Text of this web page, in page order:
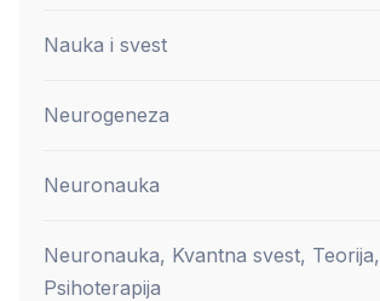
Nauka i svest
Neurogeneza
Neuronauka
Neuronauka, Kvantna svest, Teorija,
Psihoterapija